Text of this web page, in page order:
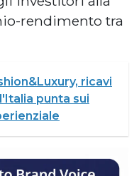
rendimento tra
ricavi
punta sui